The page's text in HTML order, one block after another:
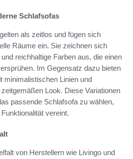
Schlafsofas
als zeitlos und fügen sich
Räume ein. Sie zeichnen sich
reichhaltige Farben aus, die einen
Im Gegensatz dazu bieten
minimalistischen Linien und
Look. Diese Variationen
passende Schlafsofa zu wählen,
vereint.
von Herstellern wie Livingo und